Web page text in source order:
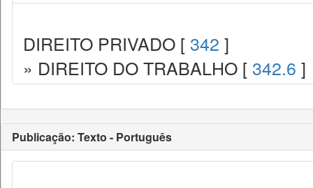
DIREITO PRIVADO [ 342 ]
» DIREITO DO TRABALHO [ 342.6 ]
Publicação: Texto - Português